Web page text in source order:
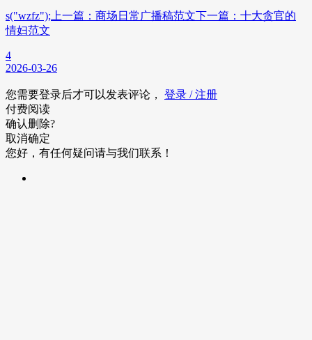
s("wzfz");上一篇：商场日常广播稿范文下一篇：十大贪官的
情妇范文
4
2026-03-26
您需要登录后才可以发表评论， 登录 / 注册
付费阅读
确认删除?
取消确定
您好，有任何疑问请与我们联系！